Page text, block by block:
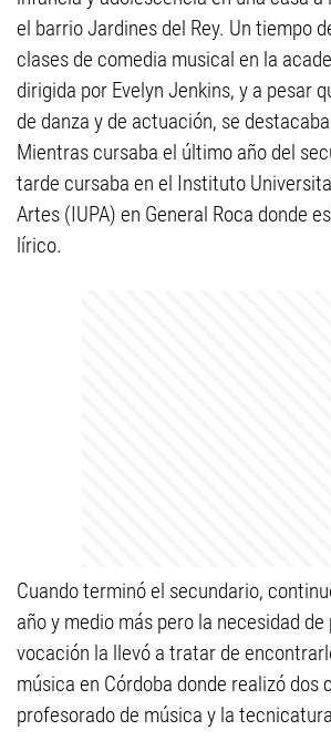
el barrio Jardines del Rey. Un tiempo
clases de comedia musical en la
dirigida por Evelyn Jenkins, y a pesar
de danza y de actuación, se
Mientras cursaba el último año del
tarde cursaba en el Instituto
Artes (IUPA) en General Roca donde
lírico.
Cuando terminó el secundario,
año y medio más pero la necesidad
vocación la llevó a tratar de
música en Córdoba donde realizó dos
profesorado de música y la